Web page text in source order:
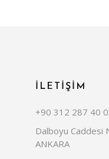
İLETİŞİM
+90 312 287 40
Dalboyu Caddesi
ANKARA